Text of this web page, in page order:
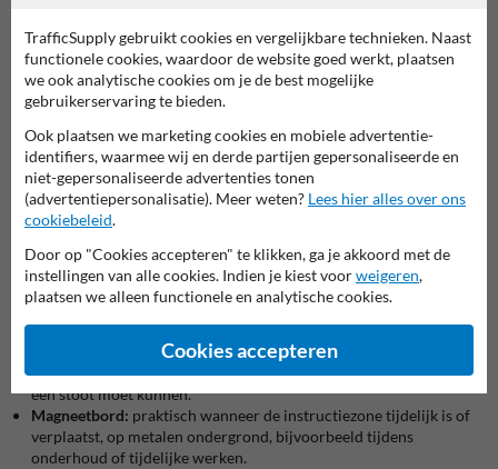
Ø 400 mm past goed aan machines, deuren en compacte
toegangspunten waar je dichtbij passeert.
Ø 700 mmis een sterke standaard voor doorgangen, werkzones en
hallen met veel beweging.
Ø 900 mmkies je wanneer je het bord al van ver wil zien,
bijvoorbeeld aan een brede doorgang, poort of in een drukke
productieomgeving.
Welke uitvoering past bij jouw locatie
Sticker: handig op vlakke ondergronden zoals machinepanelen,
deuren, kasten of instructiedragers wanneer je snel wil werken
zonder te boren.
Alupanel vlak 2 mm
: een nette, vlakke oplossing voor vaste
montage op wand of dragerplaat, ideaal voor instructiepunten
waar je een strak resultaat wil.
Aluminium met dubbel omgeplooide rand:de stevigste keuze voor
buitengebruik, montage op paal of plekken waar het bord tegen
een stoot moet kunnen.
Magneetbord: praktisch wanneer de instructiezone tijdelijk is of
verplaatst, op metalen ondergrond, bijvoorbeeld tijdens
onderhoud of tijdelijke werken.
TrafficSupply gebruikt cookies en vergelijkbare technieken. Naast
functionele cookies, waardoor de website goed werkt, plaatsen
we ook analytische cookies om je de best mogelijke
gebruikerservaring te bieden.
Ook plaatsen we marketing cookies en mobiele advertentie-
identifiers, waarmee wij en derde partijen gepersonaliseerde en
niet-gepersonaliseerde advertenties tonen
(advertentiepersonalisatie). Meer weten? Lees hier alles over ons
cookiebeleid.
Door op "Cookies accepteren" te klikken, ga je akkoord met de
instellingen van alle cookies. Indien je kiest voorweigeren,
plaatsen we alleen functionele en analytische cookies.
Cookies accepteren